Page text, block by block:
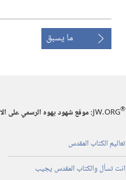
ما يسبق
JW.ORG® :‏ موقع شهود يهوه الرسمي على
تعاليم الكتاب المقدس
انت تسأل والكتاب المقدس يجيب